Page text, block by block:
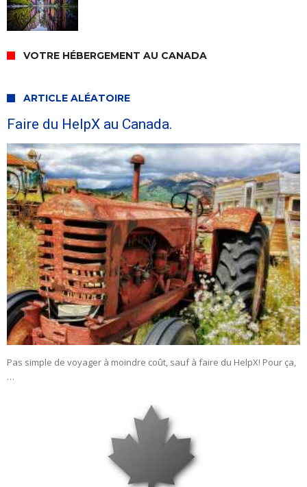
VOTRE HÉBERGEMENT AU CANADA
ARTICLE ALÉATOIRE
Faire du HelpX au Canada.
Pas simple de voyager à moindre coût, sauf à faire du HelpX! Pour ça,
…